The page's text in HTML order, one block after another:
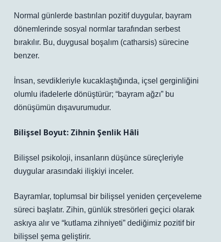
Normal günlerde bastırılan pozitif duygular, bayram
dönemlerinde sosyal normlar tarafından serbest
bırakılır. Bu, duygusal boşalım (catharsis) sürecine
benzer.
İnsan, sevdikleriyle kucaklaştığında, içsel gerginliğini
olumlu ifadelerle dönüştürür; “bayram ağzı” bu
dönüşümün dışavurumudur.
Bilişsel Boyut: Zihnin Şenlik Hâli
Bilişsel psikoloji, insanların düşünce süreçleriyle
duygular arasındaki ilişkiyi inceler.
Bayramlar, toplumsal bir bilişsel yeniden çerçeveleme
süreci başlatır. Zihin, günlük stresörleri geçici olarak
askıya alır ve “kutlama zihniyeti” dediğimiz pozitif bir
bilişsel şema geliştirir.